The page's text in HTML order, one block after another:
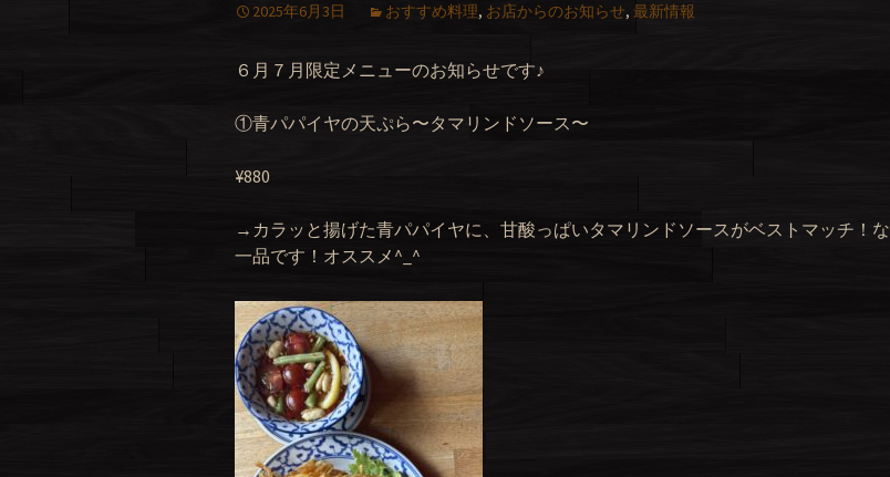
2025年6月3日 おすすめ料理, お店からのお知らせ, 最新情報
６月７月限定メニューのお知らせです♪
①青パパイヤの天ぷら〜タマリンドソース〜
¥880
→カラッと揚げた青パパイヤに、甘酸っぱいタマリンドソースがベストマッチ！な
一品です！オススメ^_^